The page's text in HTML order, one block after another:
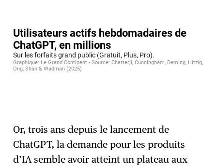
Or, trois ans depuis le lancement de
ChatGPT, la demande pour les produits
d’IA semble avoir atteint un plateau aux